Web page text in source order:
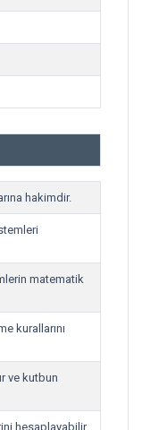
hakimdir.
matematik
kurallarını
ve kutbun
hesaplayabilir